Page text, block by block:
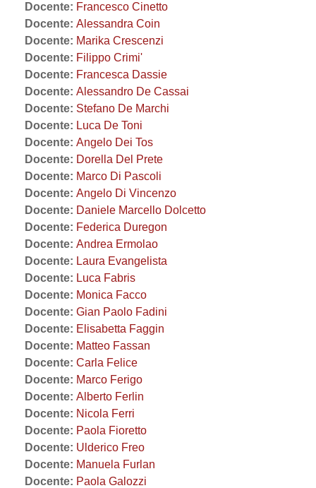
Docente: Francesco Cinetto
Docente: Alessandra Coin
Docente: Marika Crescenzi
Docente: Filippo Crimi'
Docente: Francesca Dassie
Docente: Alessandro De Cassai
Docente: Stefano De Marchi
Docente: Luca De Toni
Docente: Angelo Dei Tos
Docente: Dorella Del Prete
Docente: Marco Di Pascoli
Docente: Angelo Di Vincenzo
Docente: Daniele Marcello Dolcetto
Docente: Federica Duregon
Docente: Andrea Ermolao
Docente: Laura Evangelista
Docente: Luca Fabris
Docente: Monica Facco
Docente: Gian Paolo Fadini
Docente: Elisabetta Faggin
Docente: Matteo Fassan
Docente: Carla Felice
Docente: Marco Ferigo
Docente: Alberto Ferlin
Docente: Nicola Ferri
Docente: Paola Fioretto
Docente: Ulderico Freo
Docente: Manuela Furlan
Docente: Paola Galozzi